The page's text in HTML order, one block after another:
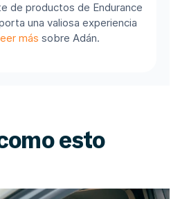
de productos de Endurance
una valiosa experiencia
más sobre Adán.
esto